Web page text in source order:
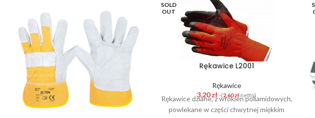
SOLD
OUT
Rękawice L2001
Rękawice
3,20zł -(2,60zł netto)
Rękawice dziane, z włókien poliamidowych,
powlekane w części chwytnej miękkim